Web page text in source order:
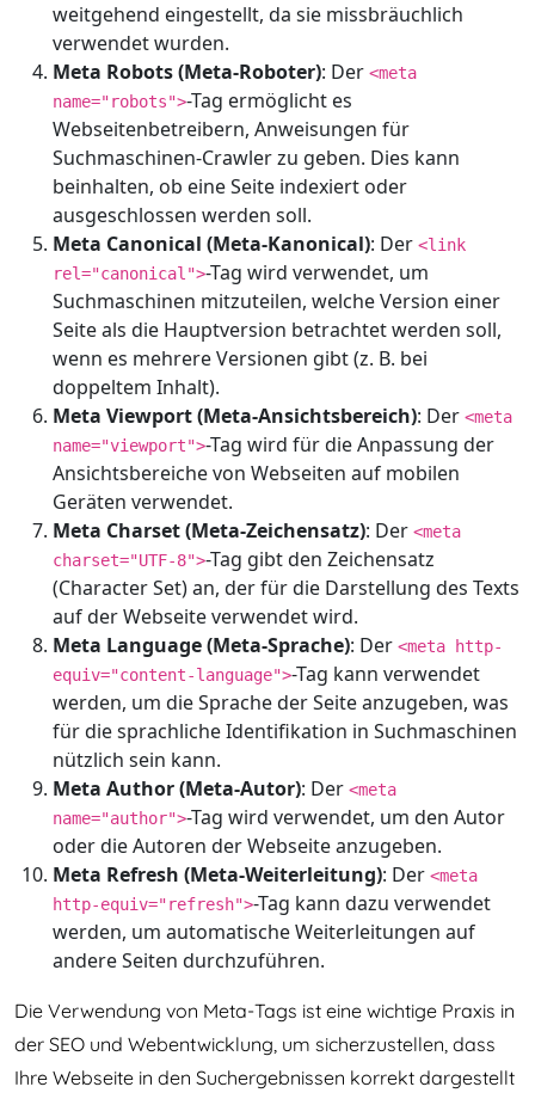
weitgehend eingestellt, da sie missbräuchlich
verwendet wurden.
Meta Robots (Meta-Roboter): Der <meta
name="robots">-Tag ermöglicht es
Webseitenbetreibern, Anweisungen für
Suchmaschinen-Crawler zu geben. Dies kann
beinhalten, ob eine Seite indexiert oder
ausgeschlossen werden soll.
Meta Canonical (Meta-Kanonical): Der <link
rel="canonical">-Tag wird verwendet, um
Suchmaschinen mitzuteilen, welche Version einer
Seite als die Hauptversion betrachtet werden soll,
wenn es mehrere Versionen gibt (z. B. bei
doppeltem Inhalt).
Meta Viewport (Meta-Ansichtsbereich): Der <meta
name="viewport">-Tag wird für die Anpassung der
Ansichtsbereiche von Webseiten auf mobilen
Geräten verwendet.
Meta Charset (Meta-Zeichensatz): Der <meta
charset="UTF-8">-Tag gibt den Zeichensatz
(Character Set) an, der für die Darstellung des Texts
auf der Webseite verwendet wird.
Meta Language (Meta-Sprache): Der <meta http-
equiv="content-language">-Tag kann verwendet
werden, um die Sprache der Seite anzugeben, was
für die sprachliche Identifikation in Suchmaschinen
nützlich sein kann.
Meta Author (Meta-Autor): Der <meta
name="author">-Tag wird verwendet, um den Autor
oder die Autoren der Webseite anzugeben.
Meta Refresh (Meta-Weiterleitung): Der <meta
http-equiv="refresh">-Tag kann dazu verwendet
werden, um automatische Weiterleitungen auf
andere Seiten durchzuführen.
Die Verwendung von Meta-Tags ist eine wichtige Praxis in
der SEO und Webentwicklung, um sicherzustellen, dass
Ihre Webseite in den Suchergebnissen korrekt dargestellt